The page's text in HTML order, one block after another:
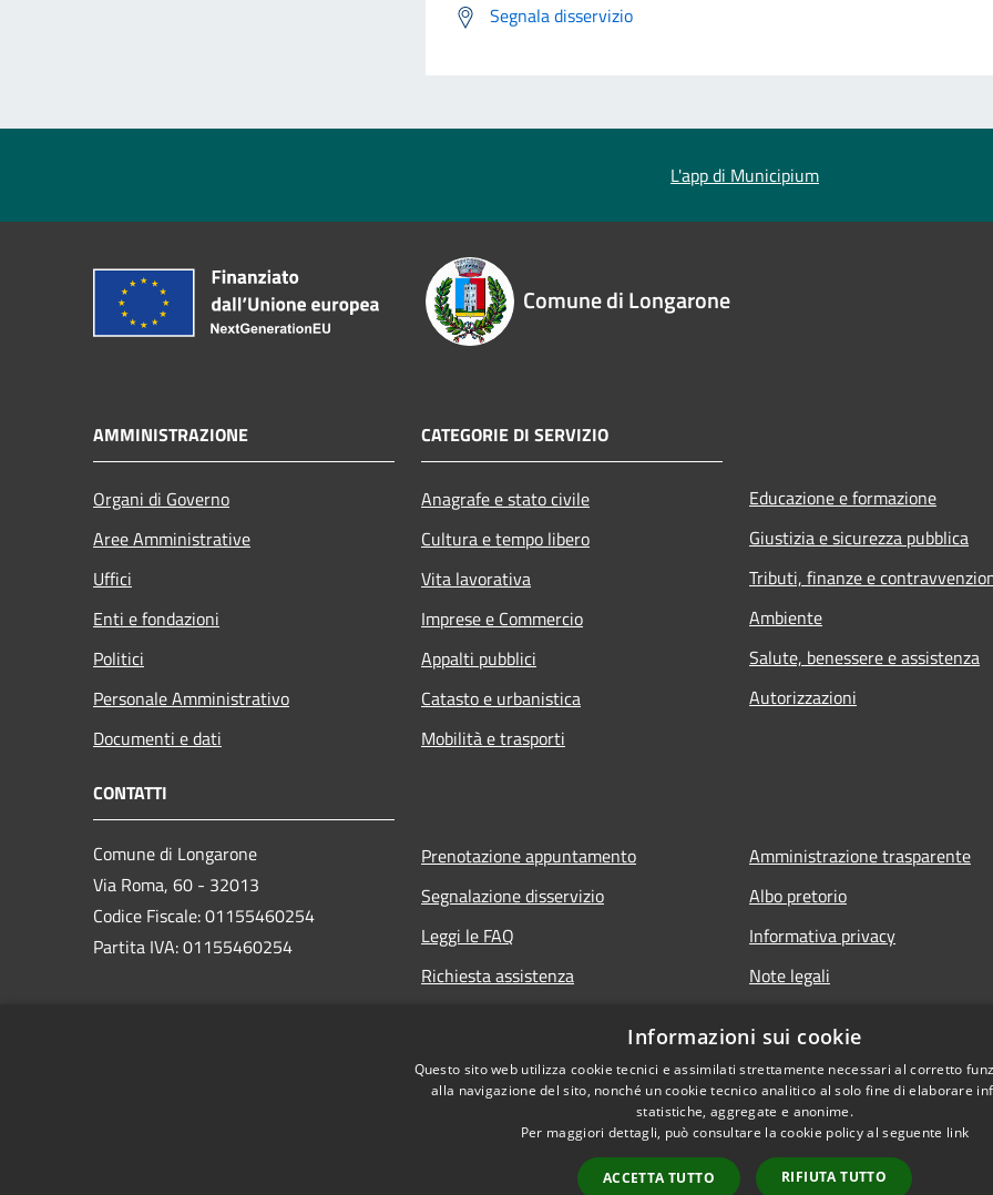
Segnala disservizio
L'app di Municipium
Comune di Longarone
AMMINISTRAZIONE
Organi di Governo
Aree Amministrative
Uffici
Enti e fondazioni
Politici
Personale Amministrativo
Documenti e dati
CATEGORIE DI SERVIZIO
Anagrafe e stato civile
Cultura e tempo libero
Vita lavorativa
Imprese e Commercio
Appalti pubblici
Catasto e urbanistica
Mobilità e trasporti
Educazione e formazione
Giustizia e sicurezza pubblica
Tributi, finanze e
Ambiente
Salute, benessere e assistenza
Autorizzazioni
CONTATTI
Comune di Longarone
Via Roma, 60 - 32013
Codice Fiscale: 01155460254
Partita IVA: 01155460254
Prenotazione appuntamento
Segnalazione disservizio
Leggi le FAQ
Richiesta assistenza
Amministrazione trasparente
Albo pretorio
Informativa privacy
Note legali
Informazioni sui cookie
Questo sito web utilizza cookie tecnici e assimilati strettamente necessari al corretto
alla navigazione del sito, nonché un cookie tecnico analitico al solo fine di elaborare
statistiche, aggregate e anonime.
Per maggiori dettagli, può consultare la cookie policy al seguente link
ACCETTA TUTTO RIFIUTA TUTTO